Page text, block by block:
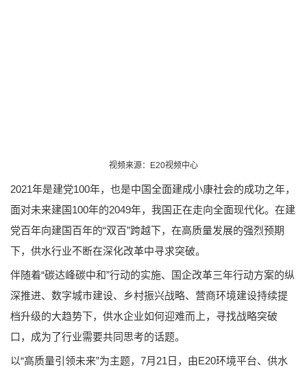
视频来源：E20视频中心
2021年是建党100年，也是中国全面建成小康社会的成功之年，
面对未来建国100年的2049年，我国正在走向全面现代化。在建
党百年向建国百年的“双百”跨越下，在高质量发展的强烈预期
下，供水行业不断在深化改革中寻求突破。
伴随着“碳达峰碳中和”行动的实施、国企改革三年行动方案的纵
深推进、数字城市建设、乡村振兴战略、营商环境建设持续提
档升级的大趋势下，供水企业如何迎难而上，寻找战略突破
口，成为了行业需要共同思考的话题。
以“高质量引领未来”为主题，7月21日，由E20环境平台、供水